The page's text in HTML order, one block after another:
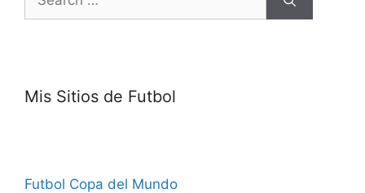
for:
Mis Sitios de Futbol
Futbol Copa del Mundo